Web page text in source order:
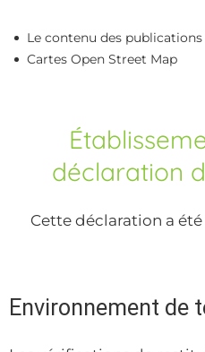
Le contenu des
Cartes Open Street Map
déclaration
Cette déclaration a
Environnement de